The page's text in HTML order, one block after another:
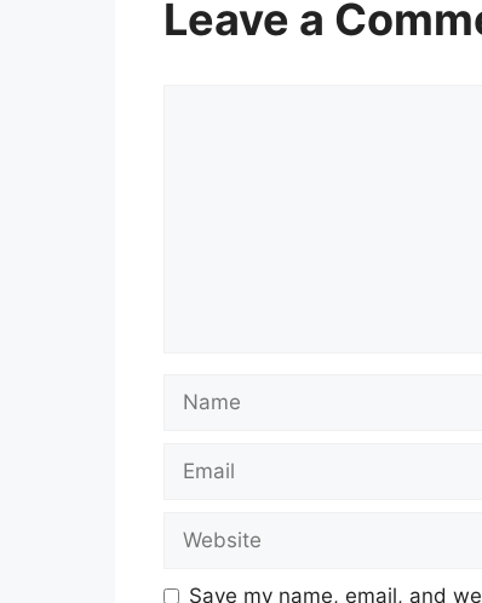
Leave a
Save my name, email, and